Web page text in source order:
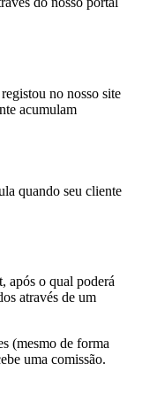
no nosso site
acumulam
quando seu cliente
após o qual poderá
através de um
(mesmo de forma
uma comissão.